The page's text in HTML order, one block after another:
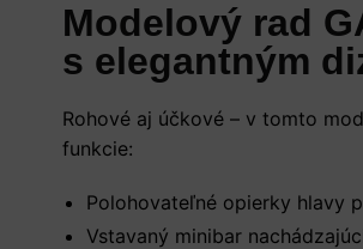
Modelový rad
s elegantným
Rohové aj účkové – v tomto
funkcie:
Polohovateľné opierky hlavy
Vstavaný minibar